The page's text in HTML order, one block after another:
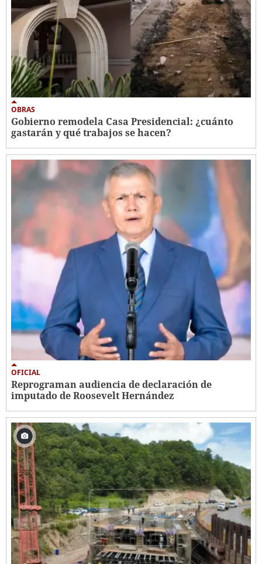
OBRAS
Gobierno remodela Casa Presidencial: ¿cuánto
gastarán y qué trabajos se hacen?
OFICIAL
Reprograman audiencia de declaración de
imputado de Roosevelt Hernández